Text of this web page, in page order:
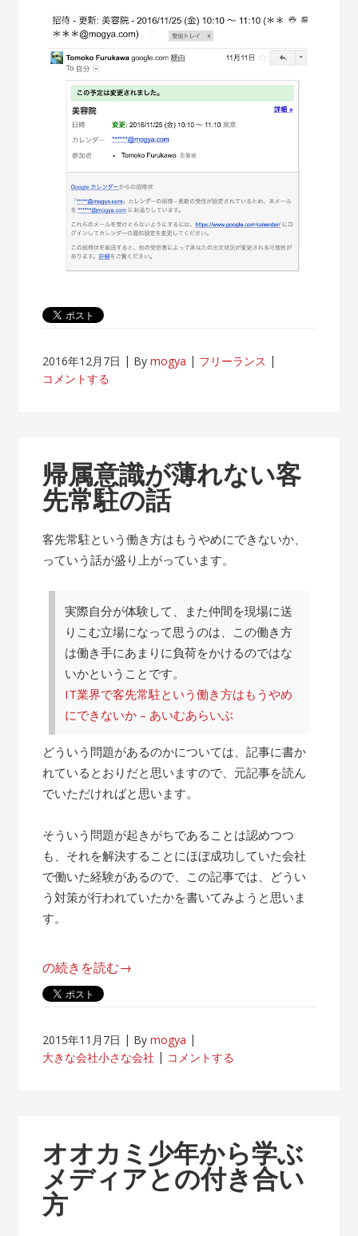
2016年12月7日 Bymogya
フリーランス
コメントする
帰属意識が薄れない客
先常駐の話
客先常駐という働き方はもうやめにできないか、
っていう話が盛り上がっています。
実際自分が体験して、また仲間を現場に送
りこむ立場になって思うのは、この働き方
は働き手にあまりに負荷をかけるのではな
いかということです。
IT業界で客先常駐という働き方はもうやめ
にできないか – あいむあらいぶ
どういう問題があるのかについては、記事に書か
れているとおりだと思いますので、元記事を読ん
でいただければと思います。
そういう問題が起きがちであることは認めつつ
も、それを解決することにほぼ成功していた会社
で働いた経験があるので、この記事では、どうい
う対策が行われていたかを書いてみようと思いま
す。
“帰
属
が
客
先
常
駐
の続きを読む→
2015年11月7日 Bymogya
大きな会社小さな会社
コメントする
オオカミ少年から学ぶ
メディアとの付き合い
方